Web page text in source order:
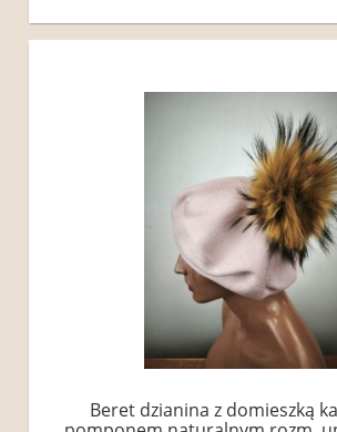
Beret dzianina z domieszką